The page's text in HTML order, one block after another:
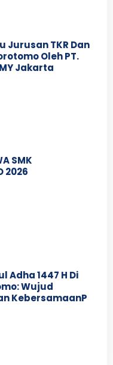
Jurusan TKR Dan
Oleh PT.
Jakarta
SMK
2026
Adha 1447 H Di
Wujud
KebersamaanP